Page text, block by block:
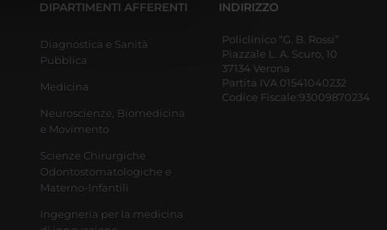
DIPARTIMENTI AFFERENTI
Diagnostica e Sanità
Pubblica
Medicina
Neuroscienze, Biomedicina
e Movimento
Scienze Chirurgiche
Odontostomatologiche e
Materno-Infantili
Ingegneria per la medicina
INDIRIZZO
Policlinico “G. B. Rossi”
Piazzale L. A. Scuro, 10
37134 Verona
Partita IVA 01541040232
Codice Fiscale:93009870234